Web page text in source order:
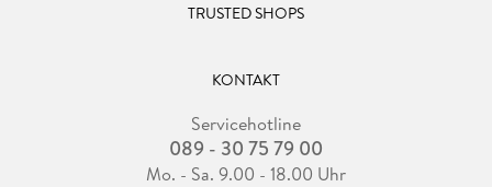
TRUSTED SHOPS
KONTAKT
Servicehotline
089 - 30 75 79 00
Mo. - Sa. 9.00 - 18.00 Uhr